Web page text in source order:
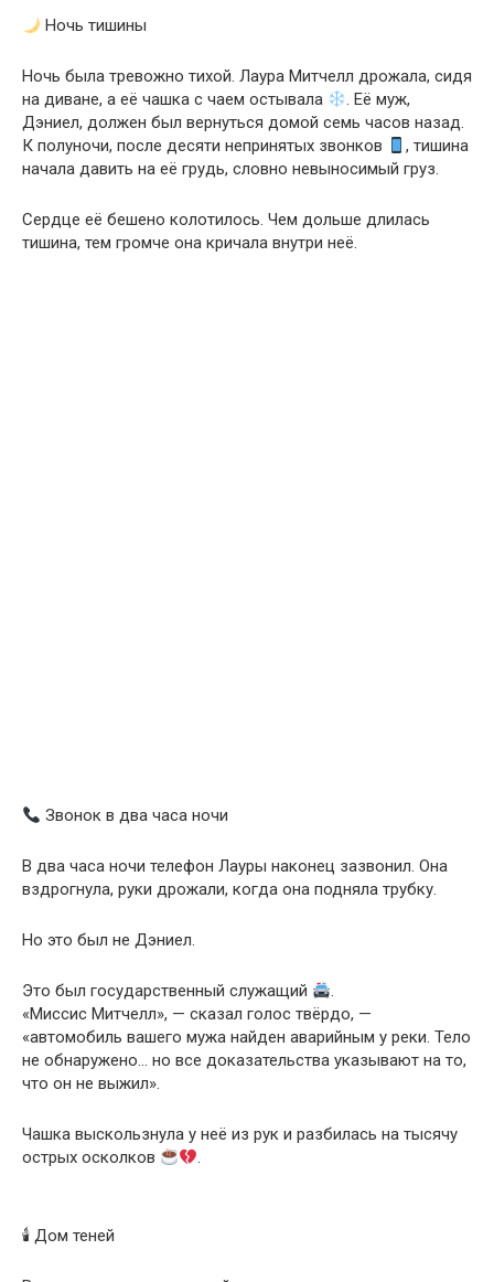
Ночь тишины
Ночь была тревожно тихой. Лаура Митчелл дрожала, сидя
на диване, а её чашка с чаем остывала
. Её муж,
Дэниел, должен был вернуться домой семь часов назад.
К полуночи, после десяти непринятых звонков
, тишина
начала давить на её грудь, словно невыносимый груз.
Сердце её бешено колотилось. Чем дольше длилась
тишина, тем громче она кричала внутри неё.
Звонок в два часа ночи
В два часа ночи телефон Лауры наконец зазвонил. Она
вздрогнула, руки дрожали, когда она подняла трубку.
Но это был не Дэниел.
Это был государственный служащий
.
«Миссис Митчелл», — сказал голос твёрдо, —
«автомобиль вашего мужа найден аварийным у реки. Тело
не обнаружено… но все доказательства указывают на то,
что он не выжил».
Чашка выскользнула у неё из рук и разбилась на тысячу
острых осколков
.
🕯 Дом теней